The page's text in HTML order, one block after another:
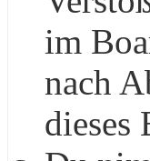
im
nach
dieses